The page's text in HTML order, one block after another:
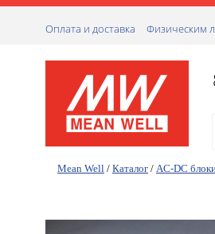
Оплата и доставка Физическим
Mean Well / Каталог / AC-DC